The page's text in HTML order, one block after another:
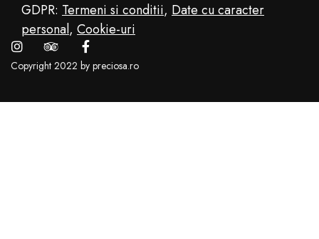
Copyright 2022 by preciosa.ro
GDPR: Termeni si conditii, Date cu caracter
personal, Cookie-uri